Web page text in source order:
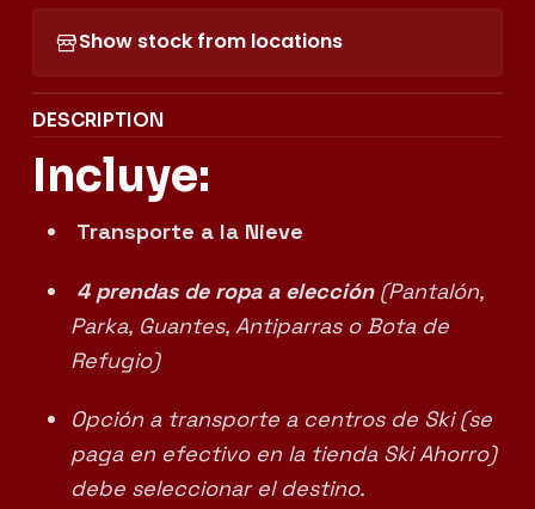
Show stock from locations
DESCRIPTION
Incluye:
Transporte a la Nieve
4prendas de ropa a elección(Pantalón,
Parka, Guantes, Antiparras o Bota de
Refugio)
Opción a transporte a centros de Ski (se
paga en efectivo en la tienda Ski Ahorro)
debe seleccionar el destino.